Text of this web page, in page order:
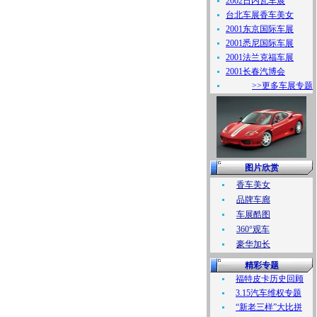
台北车展香车美女
2001东京国际车展
2001悉尼国际车展
2001法兰克福车展
2001长春汽博会
>>更多车展专题
图片欣赏
香车美女
品牌车廊
车展酷图
360°观车
豪华加长
精彩专题
福特皮卡历史回顾
3.15汽车维权专题
“新老三样”大比拼